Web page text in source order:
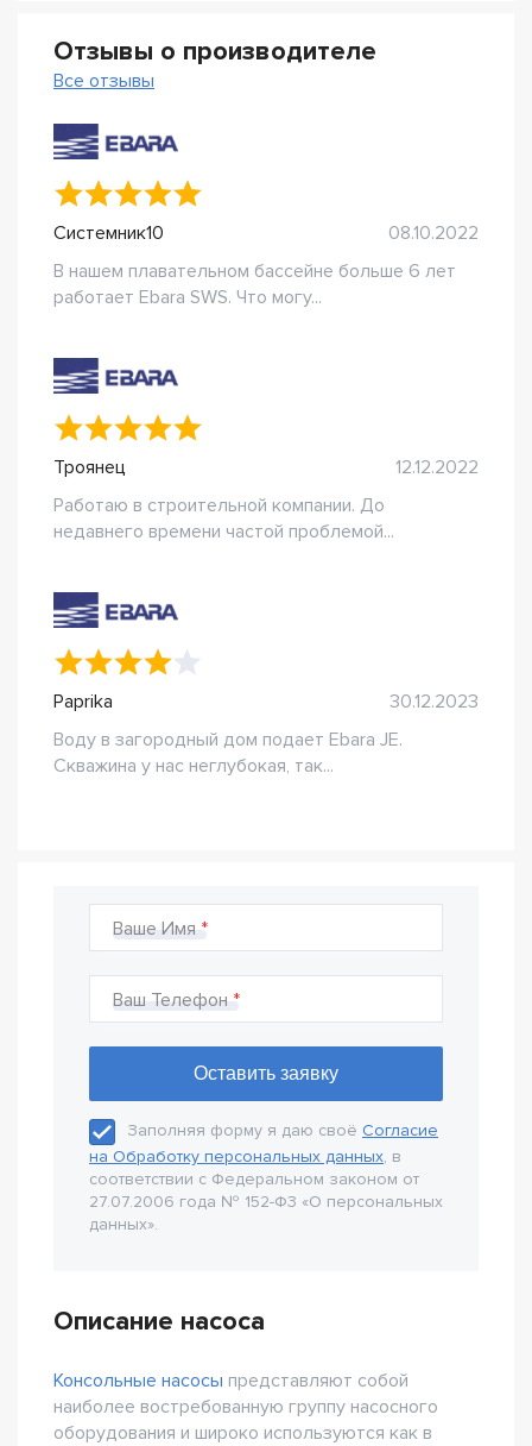
Отзывы о производителе
Все отзывы
Системник10
08.10.2022
В нашем плавательном бассейне больше 6 лет
работает Ebara SWS. Что могу...
Троянец
12.12.2022
Работаю в строительной компании. До
недавнего времени частой проблемой...
Paprika
30.12.2023
Воду в загородный дом подает Ebara JE.
Скважина у нас неглубокая, так...
Ваше Имя
Ваш Телефон
Заполняя форму я даю своё Согласие
на Обработку персональных данных, в
соответствии с Федеральном законом от
27.07.2006 года № 152-Ф3 «О персональных
данных».
Описание насоса
Консольные насосы представляют собой
наиболее востребованную группу насосного
оборудования и широко используются как в